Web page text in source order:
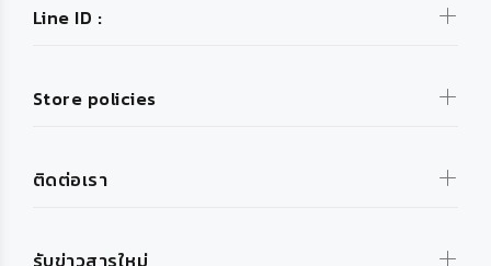
Line ID :
Store policies
ติดต่อเรา
รับข่าวสารใหม่